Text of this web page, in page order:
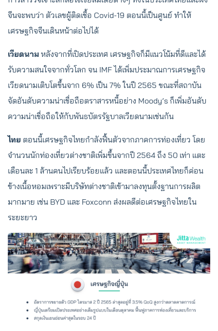
จีนจะพบว่า ตัวเลขผู้ติดเชื้อ Covid-19 ตอนนี้เป็นศูนย์ ทำให้
เศรษฐกิจจีนเดินหน้าต่อไปได้
เวียดนาม หลังจากที่เปิดประเทศ เศรษฐกิจก็มีแนวโน้มที่ดีและได้
รับความสนใจจากทั่วโลก จน IMF ได้เพิ่มประมาณการเศรษฐกิจ
เวียดนามเติบโตขึ้นจาก 6% เป็น 7% ในปี 2565 ขณะที่สถาบัน
จัดอันดับความน่าเชื่อถือตราสารหนี้อย่าง Moody’s ก็เพิ่มอันดับ
ความน่าเชื่อถือให้กับพันธบัตรรัฐบาลเวียดนามเช่นกัน
ไทย ตอนนี้เศรษฐกิจไทยกำลังฟื้นตัวจากภาคการท่องเที่ยว โดย
จำนวนนักท่องเที่ยวต่างชาติเพิ่มขึ้นจากปี 2564 ถึง 50 เท่า แตะ
เดือนละ 1 ล้านคนไปเรียบร้อยแล้ว และตอนนี้ประเทศไทยก็ค่อน
ข้างเนื้อหอมเพราะมีบริษัทต่างชาติเข้ามาลงทุนตั้งฐานการผลิต
มากมาย เช่น BYD และ Foxconn ส่งผลดีต่อเศรษฐกิจไทยใน
ระยะยาว